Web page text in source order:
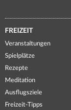
FREIZEIT
Veranstaltungen
Spielplätze
Rezepte
Meditation
Ausflugsziele
Freizeit-Tipps